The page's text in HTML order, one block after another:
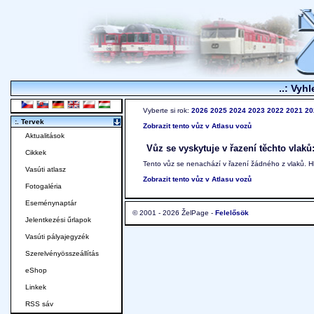
..:
Vyberte si rok: 2026 2025 2024 2023 2022 2021
Zobrazit tento vůz v Atlasu vozů
Vůz se vyskytuje v řazení těchto vlaků:
Tento vůz se nenachází v řazení žádného z vlaků.
Zobrazit tento vůz v Atlasu vozů
© 2001 - 2026 ŽelPage - Felelősök
:. Tervek
Aktualitások
Cikkek
Vasúti atlasz
Fotogaléria
Eseménynaptár
Jelentkezési űrlapok
Vasúti pályajegyzék
Szerelvényösszeállítás
eShop
Linkek
RSS sáv